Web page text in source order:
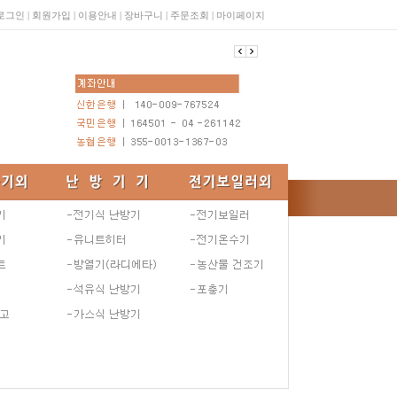
그인 | 회원가입 | 이용안내 | 장바구니 | 주문조회 | 마이페이지